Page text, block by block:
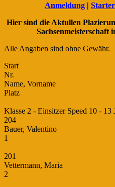
Anmeldung |
Hier sind die Aktullen
Sachsenmeisterschaft
Alle Angaben sind ohne Gewähr.
Start
Nr.
Name, Vorname
Platz
Klasse 2 - Einsitzer Speed 10 - 13
204
Bauer, Valentino
1
201
Vettermann, Maria
2